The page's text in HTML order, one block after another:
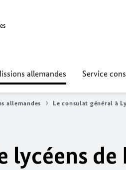
allemandes Service
allemandes Le consulat général à
lycéens de